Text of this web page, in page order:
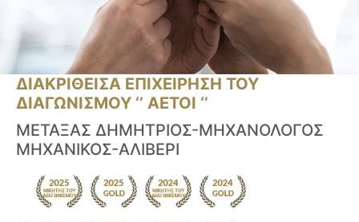
ΔΙΑΚΡΙΘΕΙΣΑ ΕΠΙΧΕΙΡΗΣΗ ΤΟΥ
ΔΙΑΓΩΝΙΣΜΟΥ ‘’ ΑΕΤΟΙ ‘’
ΜΕΤΑΞΑΣ ΔΗΜΗΤΡΙΟΣ-ΜΗΧΑΝΟΛΟΓΟΣ
ΜΗΧΑΝΙΚΟΣ-ΑΛΙΒΕΡΙ